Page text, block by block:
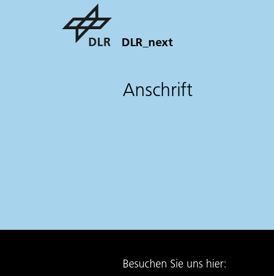
DLR_next
Anschrift
Besuchen Sie uns hier: